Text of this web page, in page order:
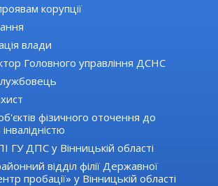
корупції
влади
Головного управління ДСНС
фізичного оточення до
ГУ ДПС у Вінницькій області
відділ філії Державної
пробації» у Вінницькій області